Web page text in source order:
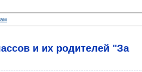
и их родителей "За